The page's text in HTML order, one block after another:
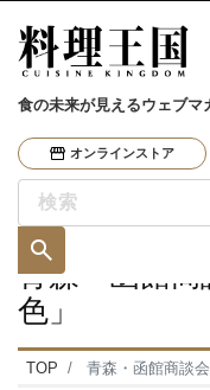
食の未来が見えるウェブマ
オンラインストア
青森・函館商
色」
TOP 青森・函館商談